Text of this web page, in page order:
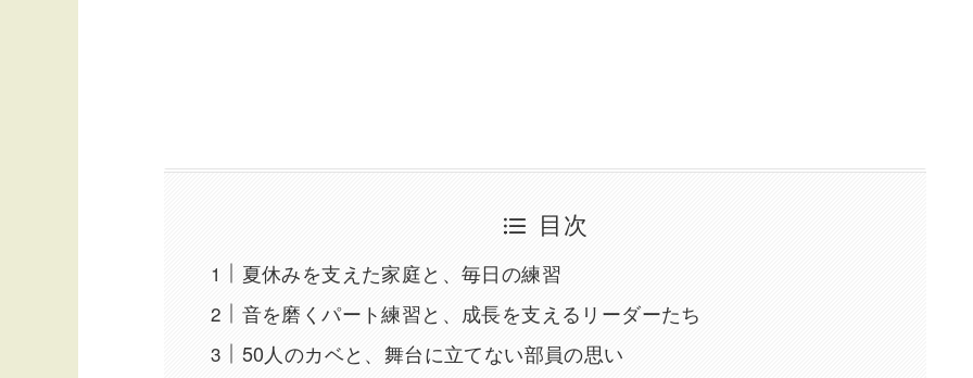
目次
夏休みを支えた家庭と、毎日の練習
音を磨くパート練習と、成長を支えるリーダーたち
50人のカベと、舞台に立てない部員の思い